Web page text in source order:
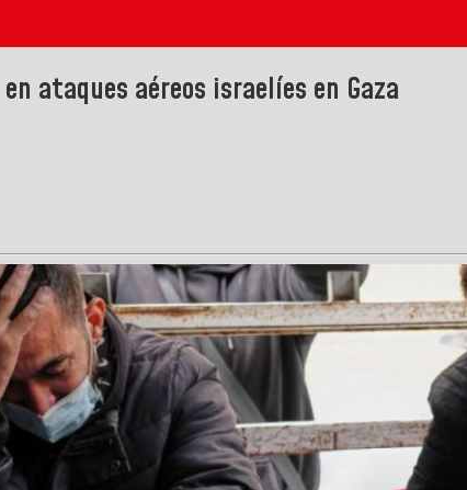
ataques aéreos israelíes en Gaza